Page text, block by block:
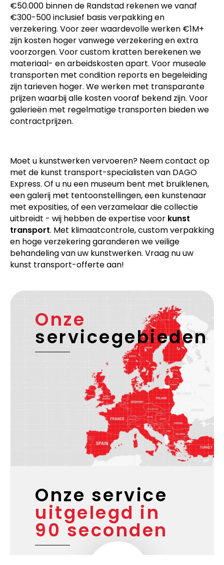
€50.000 binnen de Randstad rekenen we vanaf
€300-500 inclusief basis verpakking en
verzekering. Voor zeer waardevolle werken €1M+
zijn kosten hoger vanwege verzekering en extra
voorzorgen. Voor custom kratten berekenen we
materiaal- en arbeidskosten apart. Voor museale
transporten met condition reports en begeleiding
zijn tarieven hoger. We werken met transparante
prijzen waarbij alle kosten vooraf bekend zijn. Voor
galerieën met regelmatige transporten bieden we
contractprijzen.
Moet u kunstwerken vervoeren? Neem contact op
met de kunst transport-specialisten van DAGO
Express. Of u nu een museum bent met bruiklenen,
een galerij met tentoonstellingen, een kunstenaar
met exposities, of een verzamelaar die collectie
uitbreidt - wij hebben de expertise voor kunst
transport. Met klimaatcontrole, custom verpakking
en hoge verzekering garanderen we veilige
behandeling van uw kunstwerken. Vraag nu uw
kunst transport-offerte aan!
Onze
servicegebieden
Onze service
uitgelegd in
90 seconden